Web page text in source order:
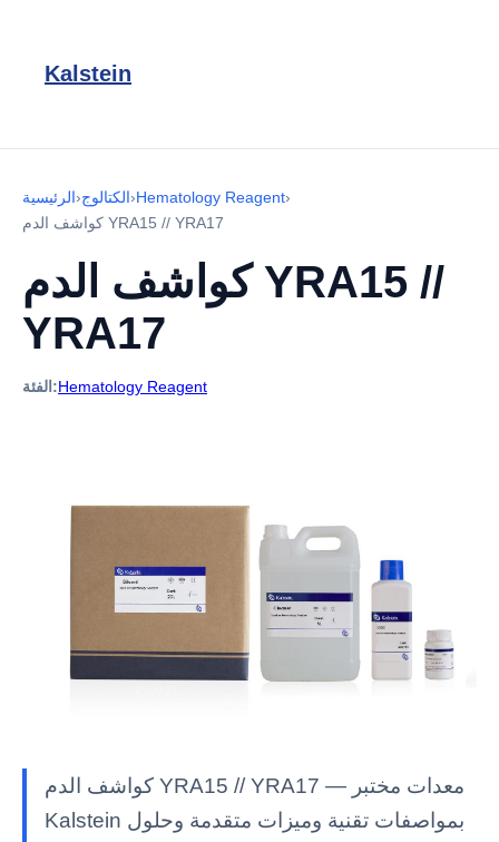
Kalstein
الرئيسية›الكتالوج›Hematology Reagent›
كواشف الدم YRA15 // YRA17
كواشف الدم YRA15 //
YRA17
الفئة:Hematology Reagent
كواشف الدم YRA15 // YRA17 — معدات مختبر
Kalstein بمواصفات تقنية وميزات متقدمة وحلول